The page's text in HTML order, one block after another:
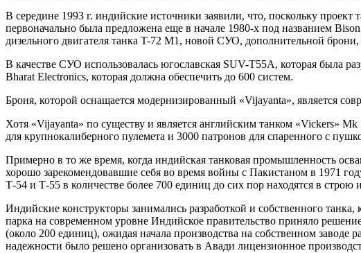
В середине 1993 г. индийские источники заявили, что, поскольку
первоначально была предложена еще в начале 1980-х под названием
дизельного двигателя танка T-72 M1, новой СУО, дополнительной
В качестве СУО использовалась югославская SUV-T55A, которая была
Bharat Electronics, которая должна обеспечить до 600 систем.
Броня, которой оснащается модернизированный «Vijayanta», является
Хотя «Vijayanta» по существу и является английским танком «Vickers»
для крупнокалиберного пулемета и 3000 патронов для спаренного с
Примерно в то же время, когда индийская танковая промышленность
хорошо зарекомендовавшие себя во время войны с Пакистаном в 1971
Т-54 и Т-55 в количестве более 700 единиц до сих пор находятся в строю
Индийские конструкторы занимались разработкой и собственного
парка на современном уровне Индийское правительство приняло
(около 200 единиц), ожидая начала производства на собственном
надежности было решено организовать в Авади лицензионное